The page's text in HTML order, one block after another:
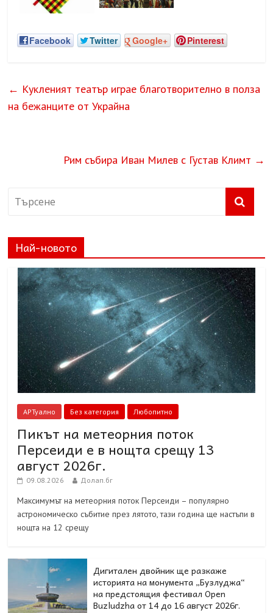
Facebook Twitter Google+ Pinterest
← Кукленият театър играе благотворително в полза
на бежанците от Украйна
Рим събира Иван Милев с Густав Климт →
Най-новото
АРТуално Без категория Любопитно
Пикът на метеорния поток
Персеиди е в нощта срещу 13
август 2026г.
09.08.2026 Долап.бг
Максимумът на метеорния поток Персеиди – популярно
астрономическо събитие през лятото, тази година ще настъпи в
нощта на 12 срещу
Дигитален двойник ще разкаже
историята на монумента „Бузлуджа“
на предстоящия фестивал Open
Buzludzha от 14 до 16 август 2026г.